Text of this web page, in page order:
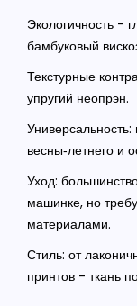
Экологичность -
бамбуковый
Текстурные
упругий неопрэн.
весны‑летнего и
Уход:
машинке, но
материалами.
Стиль: от
принтов - ткань